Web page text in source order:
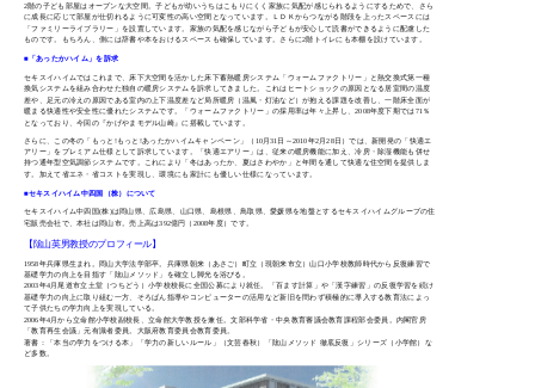
2階の子ども部屋はオープンな大空間。子どもが幼いうちはこもりにくく家族に気配が感じられるようにするためで、さら
に成長に応じて部屋が仕切れるように可変性の高い空間となっています。ＬＤＫからつながる階段を上ったスペースには
「ファミリーライブラリー」を設置しています。家族の気配を感じながら子どもが安心して読書ができるように配慮した
ものです。もちろん、側には辞書や本をおけるスペースも確保しています。さらに2階トイレにも本棚を設けています。
■「あったかハイム」を訴求
セキスイハイムではこれまで、床下大空間を活かした床下蓄熱暖房システム「ウォームファクトリー」と熱交換式第一種
換気システムを組み合わせた独自の暖房システムを訴求してきました。これはヒートショックの原因となる居室間の温度
差や、足元の冷えの原因である室内の上下温度差など局所暖房（温風・灯油など）が抱える課題を改善し、一階床全面が
暖まる快適性や安全性に優れたシステムです。「ウォームファクトリー」の採用率は年々上昇し、2008年度下期では71％
となっており、今回の『かげやまモデル山崎』に搭載しています。
さらに、この冬の「もっと!もっと!あったかハイムキャンペーン」（10月31日～2010年2月28日）では、新開発の「快適エ
アリー」をプレミアム仕様として訴求しています。「快適エアリー」は、従来の暖房機能に加え、冷房・除湿機能も併せ
持つ通年型空気調節システムです。これにより「冬はあったか、夏はさわやか」と年間を通して快適な住空間を提供しま
す。加えて省エネ・省コストを実現し、環境にも家計にも優しい仕様になっています。
■セキスイハイム中四国（株）について
セキスイハイム中四国(株)は岡山県、広島県、山口県、島根県、鳥取県、愛媛県を地盤とするセキスイハイムグループの住
宅販売会社で、本社は岡山市。売上高は392億円（2008年度）です。
【隂山英男教授のプロフィール】
1958年兵庫県生まれ。岡山大学法学部卒。兵庫県朝来（あさご）町立（現朝来市立）山口小学校教師時代から反復練習で
基礎学力の向上を目指す「隂山メソッド」を確立し脚光を浴びる。
2003年4月尾道市立土堂（つちどう）小学校校長に全国公募により就任。「百ます計算」や「漢字練習」の反復学習を続け
基礎学力の向上に取り組む一方、そろばん指導やコンピューターの活用など新旧を問わず積極的に導入する教育法によっ
て子供たちの学力向上を実現している。
2006年4月から立命館小学校副校長、立命館大学教授を兼任。文部科学省・中央教育審議会教育課程部会委員。内閣官房
「教育再生会議」元有識者委員。大阪府教育委員会教育委員。
著書：「本当の学力をつける本」「学力の新しいルール」（文芸春秋）「隂山メソッド 徹底反復」シリーズ（小学館）な
ど多数。